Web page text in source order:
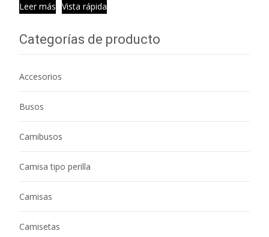
Leer más Vista rápida
Categorías de producto
Accesorios
Busos
Camibusos
Camisa tipo perilla
Camisas
Camisetas